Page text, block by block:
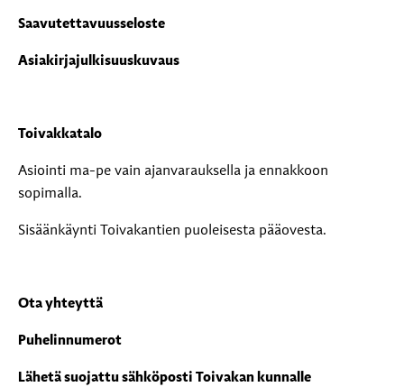
Saavutettavuusseloste
Asiakirjajulkisuuskuvaus
Toivakkatalo
Asiointi ma-pe vain ajanvarauksella ja ennakkoon
sopimalla.
Sisäänkäynti Toivakantien puoleisesta pääovesta.
Ota yhteyttä
Puhelinnumerot
Lähetä suojattu sähköposti Toivakan kunnalle